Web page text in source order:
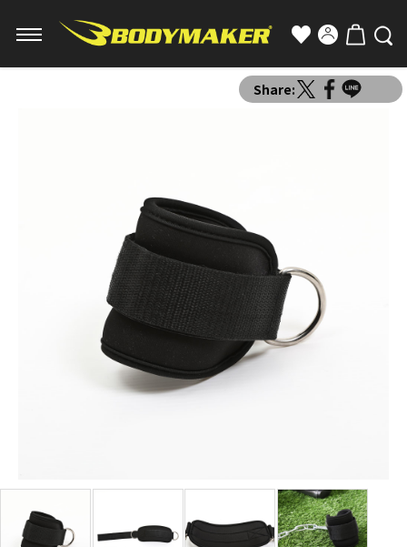
Share: